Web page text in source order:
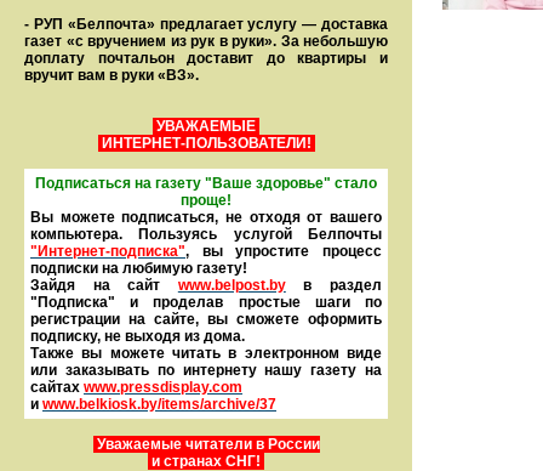
- РУП «Белпочта» предлагает услугу — доставка
газет «с вручением из рук в руки». За небольшую
доплату почтальон доставит до квартиры и
вручит вам в руки «ВЗ».
УВАЖАЕМЫЕ
ИНТЕРНЕТ-ПОЛЬЗОВАТЕЛИ!
Подписаться на газету "Ваше здоровье" стало
проще!
Вы можете подписаться, не отходя от вашего
компьютера. Пользуясь услугой Белпочты
"Интернет-подписка", вы упростите процесс
подписки на любимую газету!
Зайдя на сайт www.belpost.by
в раздел
"Подписка" и проделав простые шаги по
регистрации на сайте, вы сможете оформить
под­писку, не выходя из дома.
Также вы можете читать в элек­тронном виде
или заказывать по интернету нашу газету на
сайтах www.pressdisplay.com
и www.belkiosk.by/items/archive/37
Уважаемые читатели в России
и странах СНГ!